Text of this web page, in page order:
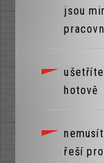
jsou
hotově
řeší